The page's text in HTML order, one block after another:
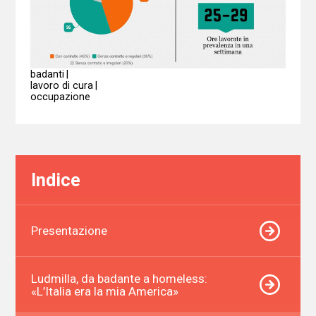
badanti
lavoro di cura
occupazione
Indice
Presentazione
Ludmilla, da badante a homeless:
«L’Italia era la mia America»